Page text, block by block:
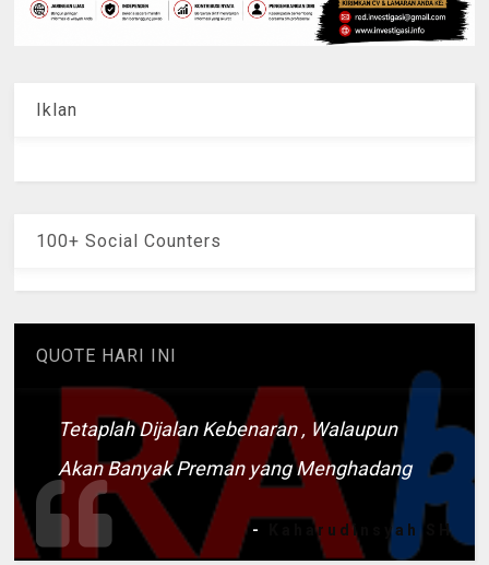
Iklan
100+ Social Counters
QUOTE HARI INI
Tetaplah Dijalan Kebenaran , Walaupun
Akan Banyak Preman yang Menghadang
- Kaharudinsyah SH